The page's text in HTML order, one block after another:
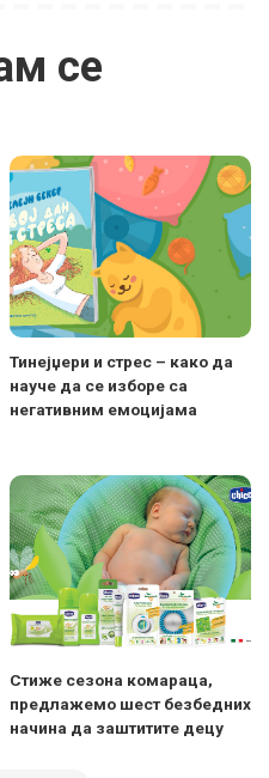
се
Тинејџери и стрес – како да
науче да се изборе са
негативним емоцијама
Стиже сезона комараца,
предлажемо шест безбедних
начина да заштитите децу